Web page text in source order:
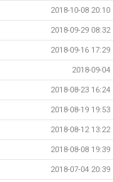
2018-10-08 20:10
2018-09-29 08:32
2018-09-16 17:29
2018-09-04
2018-08-23 16:24
2018-08-19 19:53
2018-08-12 13:22
2018-08-08 19:39
2018-07-04 20:39